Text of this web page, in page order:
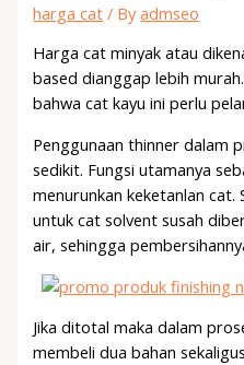
harga cat / Byadmseo
Harga cat minyak atau
based dianggap lebih
bahwa cat kayu ini perlu
Penggunaan thinner dalam
sedikit. Fungsi utamanya
menurunkan keketanlan cat.
untuk cat solvent susah
air, sehingga
Jika ditotal maka dalam
membeli dua bahan